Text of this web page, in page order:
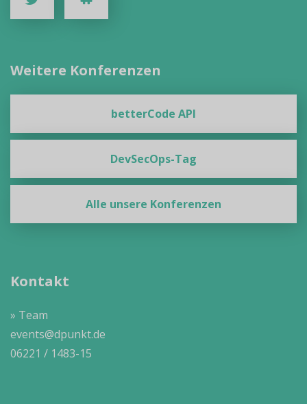
Weitere Konferenzen
betterCode API
DevSecOps-Tag
Alle unsere Konferenzen
Kontakt
» Team
events@dpunkt.de
06221 / 1483-15